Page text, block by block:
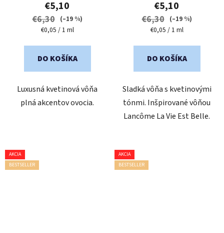
je
5,0
5
€5,10
€6,30
(–19 %)
Jednotková
€0,05 / 1 ml
DO KOŠÍKA
Luxusná kvetinová vôňa
plná akcentov ovocia.
€5,10
€6,30
(–19 %)
Jednotková
€0,05 / 1 ml
DO KOŠÍKA
Sladká vôňa s kvetinovými
tónmi. Inšpirované vôňou
Lancôme La Vie Est Belle.
AKCIA
BESTSELLER
AKCIA
BESTSELLER